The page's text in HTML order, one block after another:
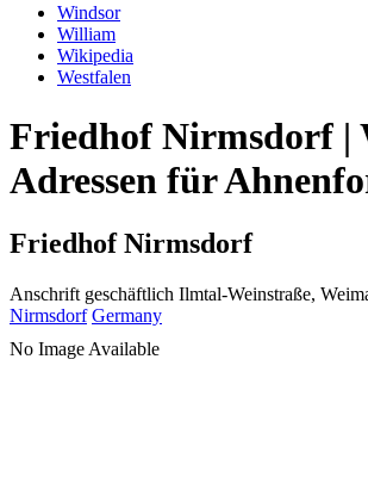
Windsor
William
Wikipedia
Westfalen
Friedhof Nirmsdorf |
Adressen für
Friedhof Nirmsdorf
Anschrift geschäftlich Ilmtal-Weinstraße,
Nirmsdorf Germany
No Image Available